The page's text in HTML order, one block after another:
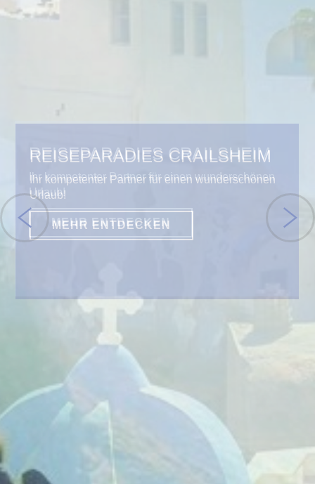
REISEPARADIES CRAILSHEIM
Ihr kompetenter Partner für einen wunderschönen
Urlaub!
MEHR ENTDECKEN